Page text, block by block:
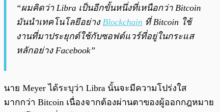
“ผมคิดว่า Libra เป็นอีกขั้นหนึ่งที่เหนือกว่า Bitcoin
มันนำเทคโนโลยีอย่าง Blockchain ที่ Bitcoin ใช้
งานที่มาประยุกต์ใช้กับซอฟต์แวร์ที่อยู่ในกระแส
หลักอย่าง Facebook”
นาย Meyer ได้ระบุว่า Libra นั้นจะมีความโปร่งใส
มากกว่า Bitcoin เนื่องจากต้องผ่านตาของผู้ออกกฎหมาย